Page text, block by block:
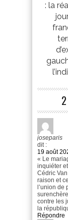
: la
joseparis
dit :
19 août
« Le
inquiéter
Cédric
raison et
l’union
contre les
la
Répondre